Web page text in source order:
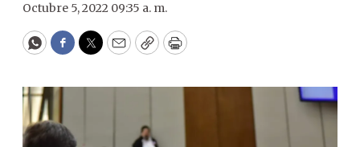
Octubre 5, 2022 09:35 a. m.
WhatsApp
Facebook
Twitter
EmailCopyPrint